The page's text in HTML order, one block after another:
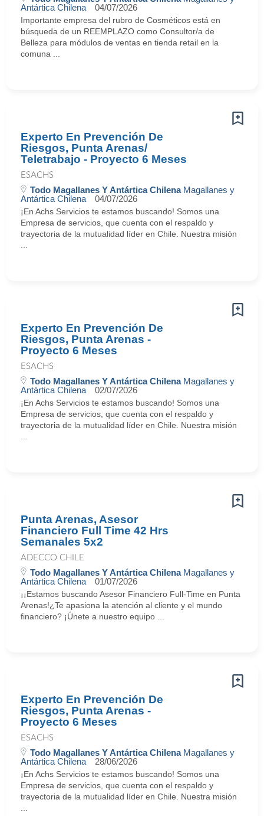
Antártica Chilena
04/07/2026
Importante empresa del rubro de Cosméticos está en
búsqueda de un REEMPLAZO como Consultor/a de
Belleza para módulos de ventas en tienda retail en la
comuna ...
Experto En Prevención De
Riesgos, Punta Arenas/
Teletrabajo - Proyecto 6 Meses
ESACHS
Todo Magallanes Y Antártica ChilenaMagallanes y
Antártica Chilena
04/07/2026
¡En Achs Servicios te estamos buscando! Somos una
Empresa de servicios, que cuenta con el respaldo y
trayectoria de la mutualidad líder en Chile. Nuestra misión
Experto En Prevención De
Riesgos, Punta Arenas -
Proyecto 6 Meses
ESACHS
Todo Magallanes Y Antártica ChilenaMagallanes y
Antártica Chilena
02/07/2026
¡En Achs Servicios te estamos buscando! Somos una
Empresa de servicios, que cuenta con el respaldo y
trayectoria de la mutualidad líder en Chile. Nuestra misión
Punta Arenas, Asesor
Financiero Full Time 42 Hrs
Semanales 5x2
ADECCO CHILE
Todo Magallanes Y Antártica ChilenaMagallanes y
Antártica Chilena
01/07/2026
¡¡Estamos buscando Asesor Financiero Full-Time en Punta
Arenas!¿Te apasiona la atención al cliente y el mundo
financiero? ¡Únete a nuestro equipo ...
Experto En Prevención De
Riesgos, Punta Arenas -
Proyecto 6 Meses
ESACHS
Todo Magallanes Y Antártica ChilenaMagallanes y
Antártica Chilena
28/06/2026
¡En Achs Servicios te estamos buscando! Somos una
Empresa de servicios, que cuenta con el respaldo y
trayectoria de la mutualidad líder en Chile. Nuestra misión